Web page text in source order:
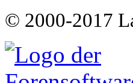
© 2000-2017